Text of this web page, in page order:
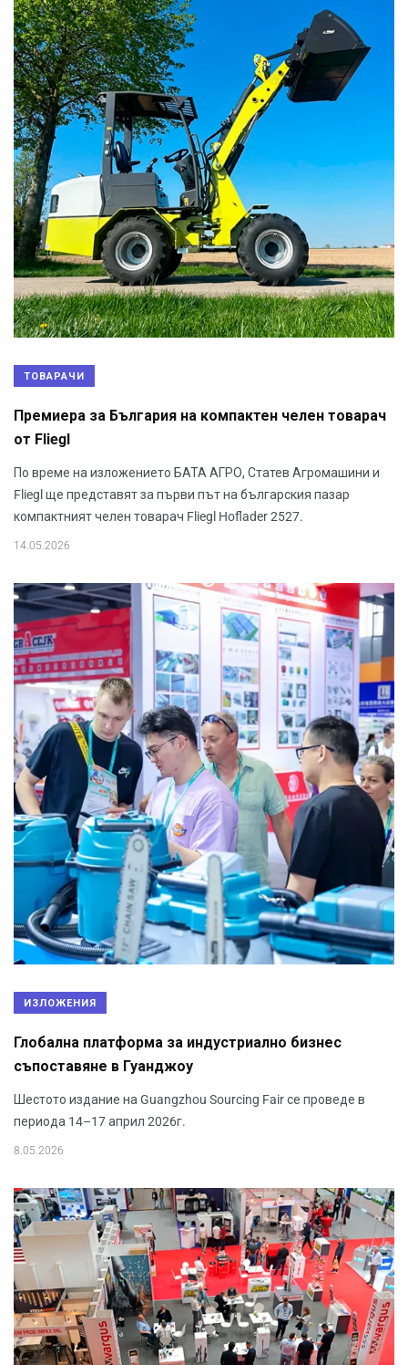
ТОВАРАЧИ
Премиера за България на компактен челен товарач
от Fliegl
По време на изложението БАТА АГРО, Статев Агромашини и
Fliegl ще представят за първи път на българския пазар
компактният челен товарач Fliegl Hoflader 2527.
14.05.2026
ИЗЛОЖЕНИЯ
Глобална платформа за индустриално бизнес
съпоставяне в Гуанджоу
Шестото издание на Guangzhou Sourcing Fair се проведе в
периода 14–17 април 2026г.
8.05.2026